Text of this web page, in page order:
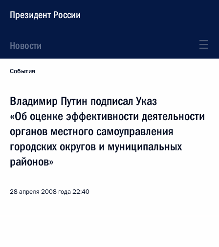
Президент России
Новости
События
Владимир Путин подписал Указ
«Об оценке эффективности деятельности
органов местного самоуправления
городских округов и муниципальных
районов»
28 апреля 2008 года22:40